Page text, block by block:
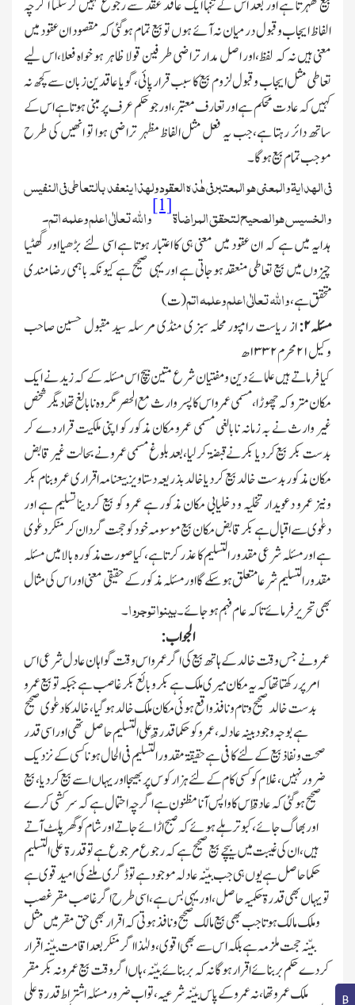
بیع ٹھہرتا ہے اور بعد اس کے تنہا ایك عاقد عقد سے رجوع نہیں کرسکتا اگر چہ
الفاظ ایجاب وقبول درمیان نہ آئے ہوں تو بیع تمام ہوگئی کہ مقصود ان عقود میں
معنی ہیں نہ کہ لفظ،اور اصل مدار تراضی طرفین قولا ظاہر ہو خواہ فعلا،اس لیے
تعاطی مثل ایجاب وقبول لزوم بیع کا سبب قرار پائی،گویا عاقدین زبان سے کچھ نہ
کہیں کہ عادت محکم ہے اور تعارف معتبر،اور جوحکم عرف پر مبنی ہوتا ہے اس کے
ساتھ دائر رہتا ہے،جب یہ فعل مثل الفاظ مظہر تراضی ہوا تو انھیں کی طرح
موجب تمام بیع ہوگا۔
فی الہدایۃ والمعنی ھو المعتبر فی ھٰذہ العقود ولہذا ینعفد بالتعاطیفی النفیس
والخسیس ھوا لصحیح لتحقق المراضاۃ[1]واللہ تعالٰی اعلم وعلمہ اتم۔
ہدایہ میں ہے کہ ان عقود میں معنی ہی کا اعتبار ہوتا ہے اسی لئے بڑھیا اور گھٹیا
چیزوں میں بیع تعاطی منعقدہوجاتی ہے اور یہی صحیح ہے کیونکہ باہمی رضامندی
متحقق ہے،والله تعالٰی اعلم وعلمہ اتم(ت)
مسئلہ۲: از ریاست رامپور محلہ سبزی منڈی مرسلہ سید مقبول حسین صاحب
وکیل۲۱محرم۱۳۳۲ھ
کیا فرماتے ہیں علمائے دین ومفتیان شرع متین بیچ اس مسئلہ کے کہ زید نے ایك
مکان متروکہ چھوڑا،مسمی عمرو اس کا پسر وارث مع الحصر مگر وہ نابالغ تھا دیگر شخص
غیر وارث نے بہ زمانہ نابالغی مسمی عمرو مکان مذکور کو اپنی ملکیت قرار دے کر
بدست بکر بیع کردیا بکرنے قبضۃ کرلیا،بعد بلوغ مسمی عمرو نے بحالت غیر قابض
مکان مذکور بدست خالد بیع کردیا خالد بذریعہ دستاویز بیعنامہ اقراری عمرو بنام بکر
ونیز عمرو دعویدار تخلیہ و دخلیابی مکان مذکور ہے عمرو کو بیع کردینا تسلیم ہے اور
دعوٰی سے اقبال ہے بکر قابض مکان بیع موسومہ خود کو حجت گردان کر منکر دعوٰی
ہے اور مسئلہ شرعی مقدور التسلیم کا عذر کرتا ہے،کیا صورت مذکورہ بالا میں مسئلہ
مقدور التسلیم شرعا متعلق ہوسکے گا اور مسئلہ مذکور کے حقیقی معنی اور اس کی مثال
بھی تحریر فرمائے تاکہ عام فہم ہوجائے۔بینوا توجروا۔
الجواب:
عمرو نے جس وقت خالد کے ہاتھ بیع کی اگر عمرو اس وقت گواہان عادل شرعی اس
امر پر رکھتا تھا کہ یہ مکان میری ملك ہے بکر وبائع بکر غاصب ہے جبکہ تو بیع عمرو
بدست خالد صحیح وتام ونافذ واقع ہوئی مکان ملك خالد ہوگیا،خالد کا دعوٰی صحیح
ہے بوجہ وجود بینہ عادلہ،عمرو کو حکما قدرۃً علی التسلیم حاصل تھی اور اسی قدر
صحت ونفاذ بیع کے لئے کافی ہے حقیقۃ مقدور التسلیم فی الحال ہونا کسی کے نزدیك
ضرور نہیں،غلام کو کسی کام کے لئے ہزار کوس پر بھیجا اور یہاں اسے بیع کردیا،بیع
صحیح ہوگئی کہ عادۃً اس کا واپس آنا مظنون ہے اگرچہ احتمال ہے کہ سرکشی کرے
اور بھاگ جائے،کبوتر ہلے ہوئےکہ صبح اڑائے جاتے اور شام کو گھر پلٹ آتے
ہیں،ان کی غیبت میں بیچے بیع صحیح ہے کہ رجوع مرجوع ہے تو قدرۃ علی التسلیم
حکما حاصل ہے یوں ہی جب بیّنہ عادلہ موجود ہے تو ڈگری ملنے کی امید قوی ہے
تویہاں بھی قدرۃ حکمیہ حاصل،اوریہی بس ہے،اسی طرح اگر غاصب مقرغصب
وملك مالك ہوتا جب بھی بیع مالك صحیح ونافذ ہوتی کہ اقراربھی حق مقر میں مثل
بیّنہ حجت ملزمہ ہے بلکہ ا س سے بھی اقوی، ولہٰذا اگر منکر بعد اقامت بیّنہ اقرار
کردے حکم بربنائے اقرار ہوگا نہ کہ بربنائے بیّنہ،ہاں اگروقت بیع عمرو نہ بکر مقر
ملك عمرو تھا، نہ عمرو کے پاس بیّنہ شرعیہ،تو اب ضرور مسئلہ اشتراط قدرۃ علی